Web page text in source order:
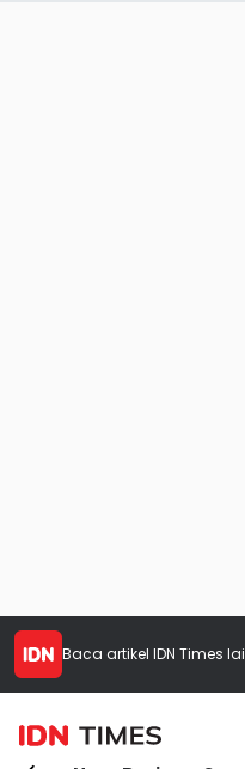
Baca artikel IDN Times